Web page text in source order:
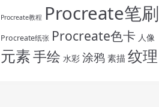
Procreate教程 Procreate笔刷
Procreate纸张 Procreate色卡 人像
元素手绘 水彩 涂鸦 素描 纹理